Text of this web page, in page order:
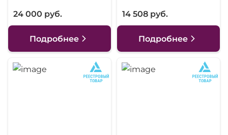
24 000 руб.
Подробнее
14 508 руб.
Подробнее